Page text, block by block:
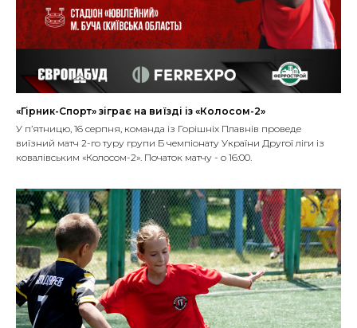
«Гірник-Спорт» зіграє на виїзді із «Колосом-2»
У п’ятницю, 16 серпня, команда із Горішніх Плавнів проведе
виїзний матч 2-го туру групи Б чемпіонату України Другої ліги із
ковалівським «Колосом-2». Початок матчу - о 16:00.